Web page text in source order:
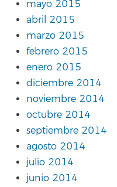
mayo 2015
abril 2015
marzo 2015
febrero 2015
enero 2015
diciembre 2014
noviembre 2014
octubre 2014
septiembre 2014
agosto 2014
julio 2014
junio 2014